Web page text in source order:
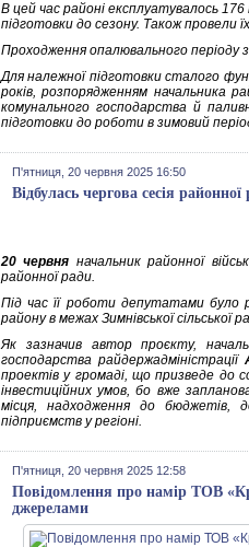
В цей час районі експлуатувалось
підготовки до сезону. Також провели
Проходження опалювального періоду
Для належної підготовки сталого
років, розпорядженням начальника
комунального господарства й
підготовки до роботи в зимовий
П'ятниця, 20 червня 2025 16:50
Відбулась чергова сесія районної
20 червня начальник районної
районної ради.
Під час її роботи депутатами було
району в межах Зимнівської сільської
Як зазначив автор проєкту,
господарства райдержадміністрації
проектів у громаді, що призведе до
інвестиційних умов, бо вже
місця, надходження до бюджетів,
підприємств у регіоні.
П'ятниця, 20 червня 2025 12:58
Повідомлення про намір ТОВ
джерелами